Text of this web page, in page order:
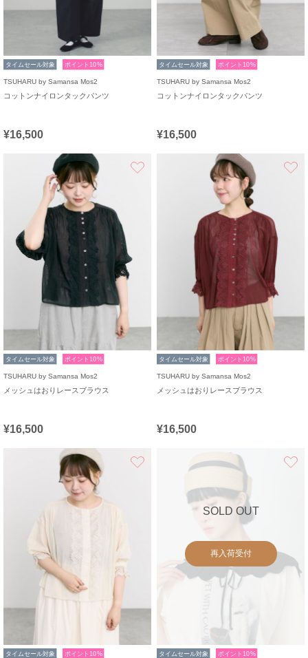
タイムセール対象 ポイント10%
TSUHARU by Samansa Mos2
コットンナイロンタックパンツ
¥16,500
タイムセール対象 ポイント10%
TSUHARU by Samansa Mos2
コットンナイロンタックパンツ
¥16,500
タイムセール対象 ポイント10%
TSUHARU by Samansa Mos2
メッシュはおりレースブラウス
¥16,500
タイムセール対象 ポイント10%
TSUHARU by Samansa Mos2
メッシュはおりレースブラウス
¥16,500
タイムセール対象 ポイント10%
SOLD OUT
再入荷受付
タイムセール対象 ポイント10%